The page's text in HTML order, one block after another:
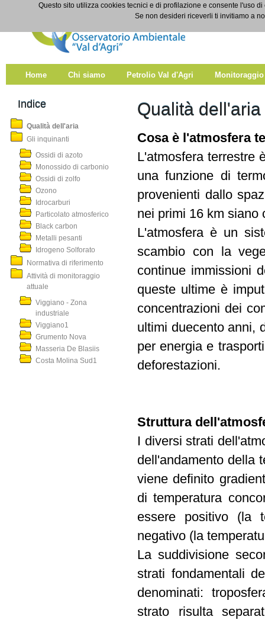
Salta al contenuto
Qualità dell'aria
Home Chi siamo Petrolio Val d'Agri Monitoraggio
Indice
Qualità dell'aria
Gli inquinanti
Ossidi di azoto
Monossido di carbonio
Ossidi di zolfo
Ozono
Idrocarburi
Particolato atmosferico
Black carbon
Metalli pesanti
Idrogeno Solforato
Normativa di riferimento
Attività di monitoraggio
attuale
Viggiano - Zona
industriale
Viggiano1
Grumento Nova
Masseria De Blasiis
Costa Molina Sud1
Qualità dell'aria
Cosa è l'atmosfera
L'atmosfera terrestre
una funzione di
provenienti dallo
nei primi 16 km
L'atmosfera è un
scambio con la
continue immissioni
queste ultime è
concentrazioni dei
ultimi duecento anni,
per energia e
deforestazioni.
Struttura
I diversi strati
dell'andamento della
viene definito
di temperatura
essere positivo (la
negativo (la
La suddivisione
strati fondamentali
denominati:
strato risulta
Questo sito utilizza cookies tecnici e di profilazione e consente l'uso
Se non desideri riceverli ti invitiamo a